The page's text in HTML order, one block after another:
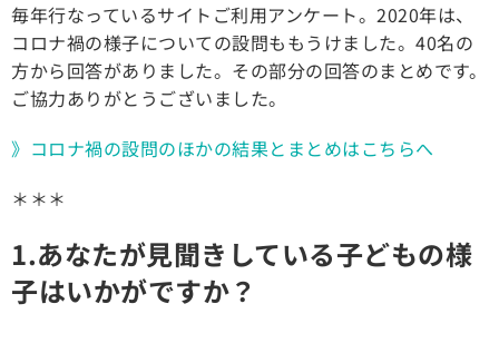
毎年行なっているサイトご利用アンケート。2020年は、
コロナ禍の様子についての設問ももうけました。40名の
方から回答がありました。その部分の回答のまとめです。
ご協力ありがとうございました。
》コロナ禍の設問のほかの結果とまとめはこちらへ
＊＊＊
1.あなたが見聞きしている子どもの様
子はいかがですか？